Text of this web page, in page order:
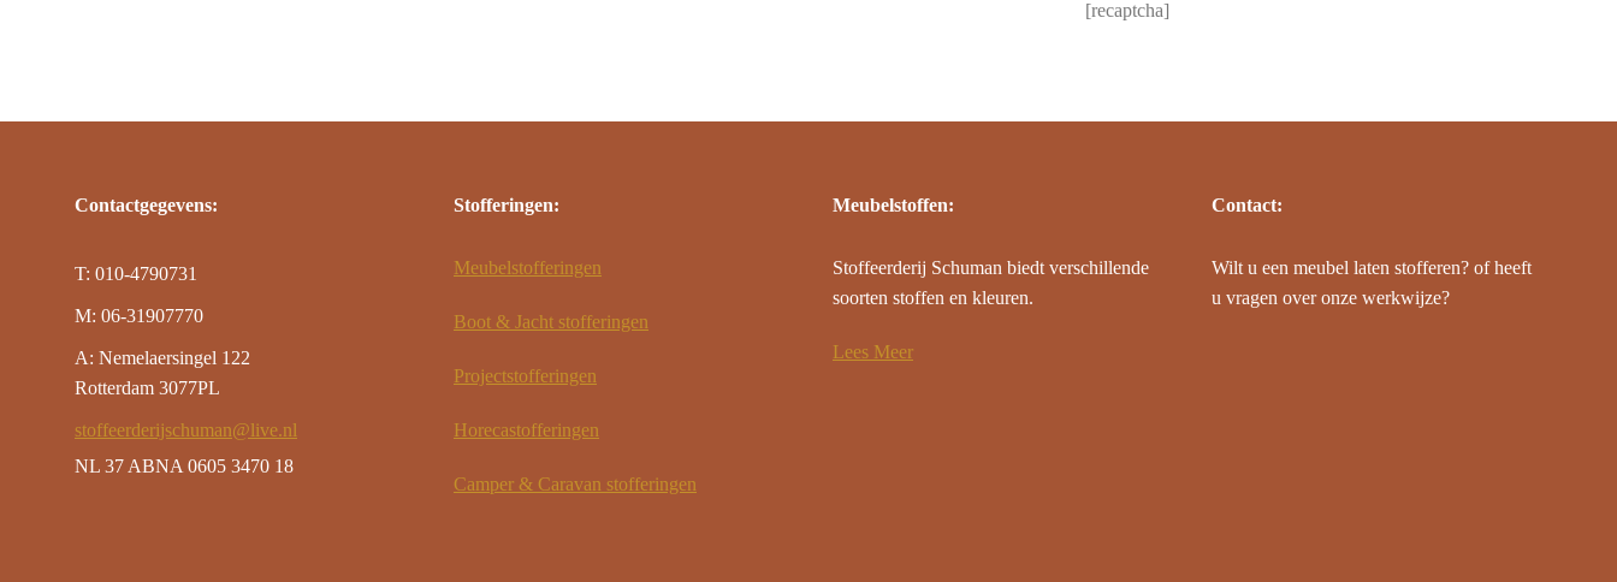
[recaptcha]
Contactgegevens:
T: 010-4790731
M: 06-31907770
A: Nemelaersingel 122
Rotterdam 3077PL
stoffeerderijschuman@live.nl
NL 37 ABNA 0605 3470 18
Stofferingen:
Meubelstofferingen
Boot & Jacht stofferingen
Projectstofferingen
Horecastofferingen
Camper & Caravan stofferingen
Meubelstoffen:
Stoffeerderij Schuman biedt verschillende
soorten stoffen en kleuren.
Lees Meer
Contact:
Wilt u een meubel laten stofferen? of heeft
u vragen over onze werkwijze?